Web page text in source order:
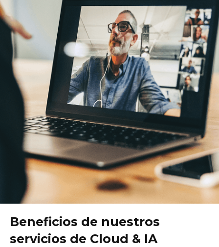
Beneficios de nuestros
servicios de Cloud & IA